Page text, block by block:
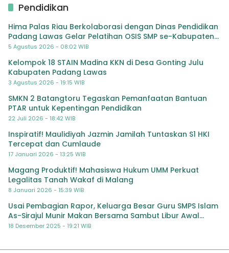
Pendidikan
Hima Palas Riau Berkolaborasi dengan Dinas Pendidikan
Padang Lawas Gelar Pelatihan OSIS SMP se-Kabupaten
Padang Lawas
5 Agustus 2026 - 08:02 WIB
Kelompok 18 STAIN Madina KKN di Desa Gonting Julu
Kabupaten Padang Lawas
3 Agustus 2026 - 19:15 WIB
SMKN 2 Batangtoru Tegaskan Pemanfaatan Bantuan
PTAR untuk Kepentingan Pendidikan
22 Juli 2026 - 18:42 WIB
Inspiratif! Maulidiyah Jazmin Jamilah Tuntaskan S1 HKI
Tercepat dan Cumlaude
17 Januari 2026 - 13:25 WIB
Magang Produktif! Mahasiswa Hukum UMM Perkuat
Legalitas Tanah Wakaf di Malang
8 Januari 2026 - 15:39 WIB
Usai Pembagian Rapor, Keluarga Besar Guru SMPS Islam
As-Sirajul Munir Makan Bersama Sambut Libur Awal
Semester
18 Desember 2025 - 19:21 WIB